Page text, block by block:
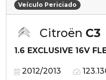
Veículo Periciado
Citroën C3
1.6 EXCLUSIVE 16V
2012/2013